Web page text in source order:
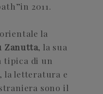
2011.
la
Zanutta, la sua
tipica di un
la letteratura e
sono il